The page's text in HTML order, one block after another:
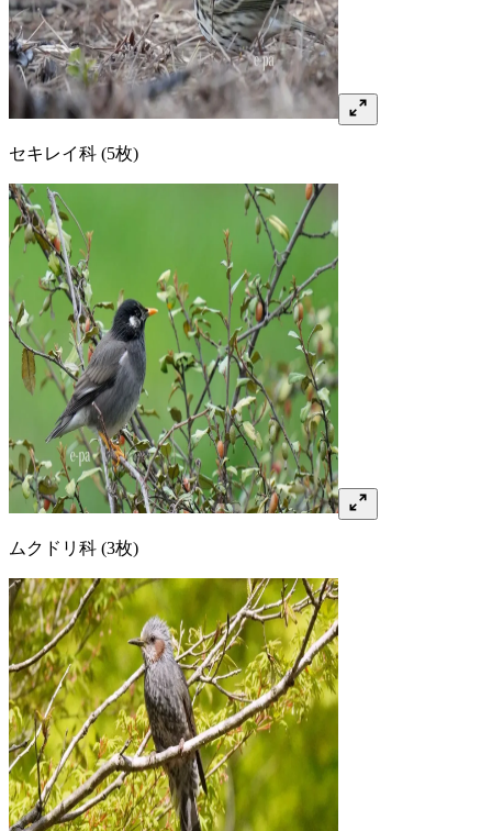
セキレイ科 (5枚)
ムクドリ 科 (3枚)